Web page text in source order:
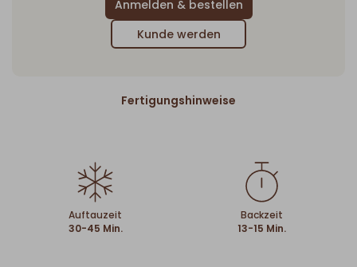
Kunde werden
Fertigungshinweise
Auftauzeit
30-45 Min.
Backzeit
13-15 Min.